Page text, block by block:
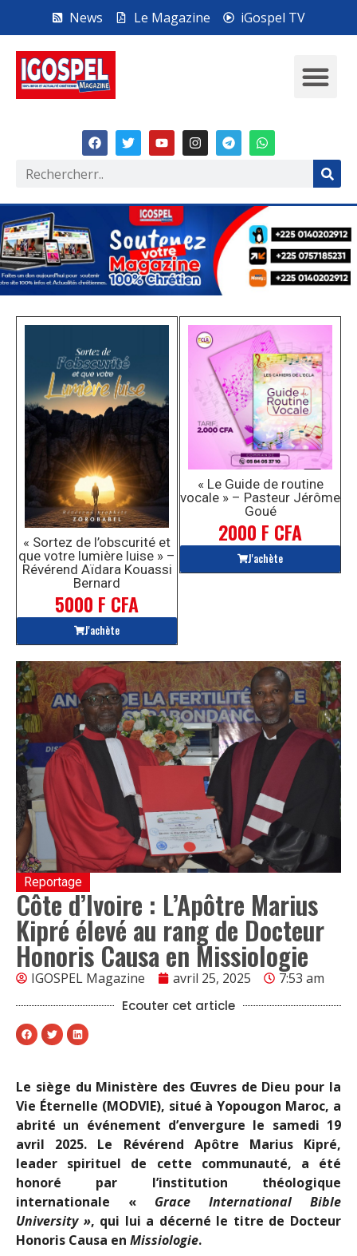
News Le Magazine iGospel TV
« Sortez de l’obscurité et
que votre lumière luise » –
Révérend Aïdara Kouassi
Bernard
5000 F CFA
J'achète
« Le Guide de routine
vocale » – Pasteur Jérôme
Goué
2000 F CFA
J'achète
Reportage
Côte d’Ivoire : L’Apôtre Marius
Kipré élevé au rang de Docteur
Honoris Causa en Missiologie
IGOSPEL Magazine avril 25, 2025 7:53 am
Ecouter cet article
Le siège du Ministère des Œuvres de Dieu pour la
Vie Éternelle (MODVIE), situé à Yopougon Maroc, a
abrité un événement d’envergure le samedi 19
avril 2025. Le Révérend Apôtre Marius Kipré,
leader spirituel de cette communauté, a été
honoré par l’institution théologique
internationale « Grace International Bible
University », qui lui a décerné le titre de Docteur
Honoris Causa en Missiologie.